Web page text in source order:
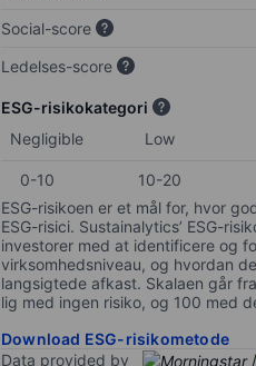
Social-score
Ledelses-score
ESG-risikokategori
Negligible
Low
0-10 10-20
ESG-risikoen er et mål for, hvor
ESG-risici. Sustainalytics’ ESG-
investorer med at identificere og
virksomhedsniveau, og hvordan
langsigtede afkast. Skalaen går
lig med ingen risiko, og 100 med
Download ESG-risikometode
Data provided by
/